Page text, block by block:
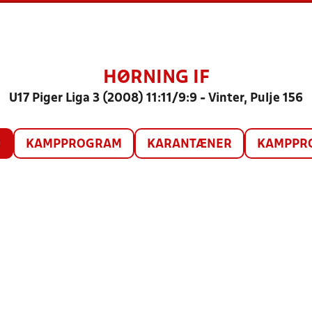
HØRNING IF
U17 Piger Liga 3 (2008) 11:11/9:9 - Vinter, Pulje 156
KAMPPROGRAM KARANTÆNER